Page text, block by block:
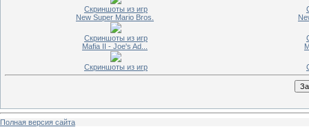
Скриншоты из игр
New Super Mario Bros.
Скриншоты из игр
Mafia II - Joe's Ad...
Скриншоты из игр
Полная версия сайта